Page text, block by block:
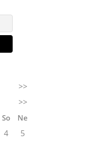
>>
>>
So Ne
4
5